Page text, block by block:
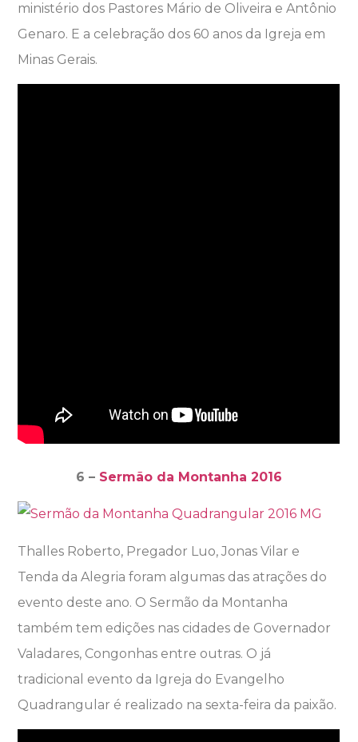
ministério dos Pastores Mário de Oliveira e Antônio
Genaro. E a celebração dos 60 anos da Igreja em
Minas Gerais.
6 – Sermão da Montanha 2016
Thalles Roberto, Pregador Luo, Jonas Vilar e
Tenda da Alegria foram algumas das atrações do
evento deste ano. O Sermão da Montanha
também tem edições nas cidades de Governador
Valadares, Congonhas entre outras. O já
tradicional evento da Igreja do Evangelho
Quadrangular é realizado na sexta-feira da paixão.